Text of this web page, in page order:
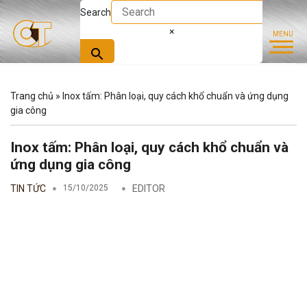
Search
×
Trang chủ » Inox tấm: Phân loại, quy cách khổ chuẩn và ứng dụng
gia công
Inox tấm: Phân loại, quy cách khổ chuẩn và
ứng dụng gia công
TIN TỨC 15/10/2025 EDITOR